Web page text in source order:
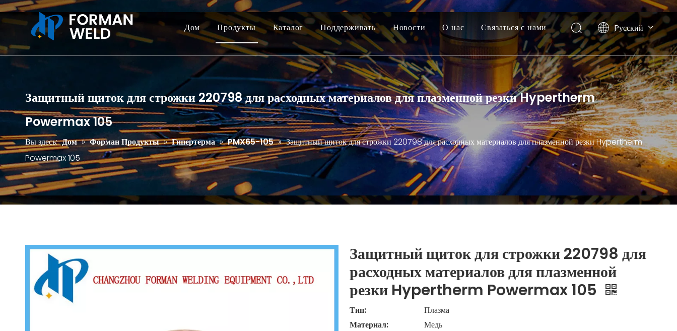
Дом Продукты Каталог Поддерживать Новости О нас Связаться с нами Pусский
English
Защитный щиток для строжки 220798 для расходных материалов для плазменной резки Hypertherm
Powermax 105
Вы здесь: Дом » Форман Продукты » Гипертерма » PMX65-105 » Защитный щиток для строжки 220798 для расходных материалов для плазменной резки Hypertherm
Powermax 105
Защитный щиток для строжки 220798 для
расходных материалов для плазменной
резки Hypertherm Powermax 105
Тип:
Плазма
Материал:
Медь